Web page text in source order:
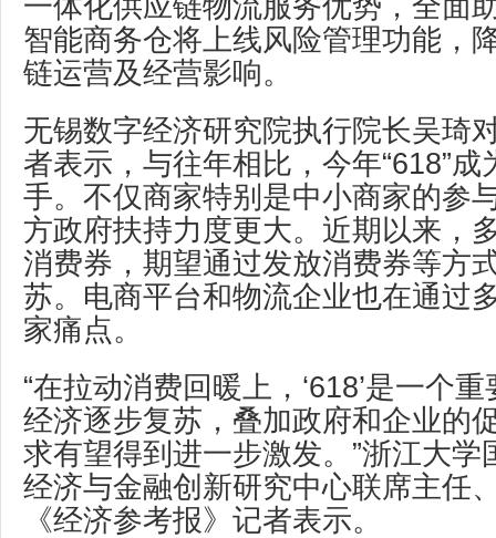
一体化供应链物流服务优势，全面
智能商务仓将上线风险管理功能，
链运营及经营影响。
无锡数字经济研究院执行院长吴琦
者表示，与往年相比，今年“618”
手。不仅商家特别是中小商家的参
方政府扶持力度更大。近期以来，
消费券，期望通过发放消费券等方
苏。电商平台和物流企业也在通过
家痛点。
“在拉动消费回暖上，‘618’是一个
经济逐步复苏，叠加政府和企业的
求有望得到进一步激发。”浙江大
经济与金融创新研究中心联席主任
《经济参考报》记者表示。